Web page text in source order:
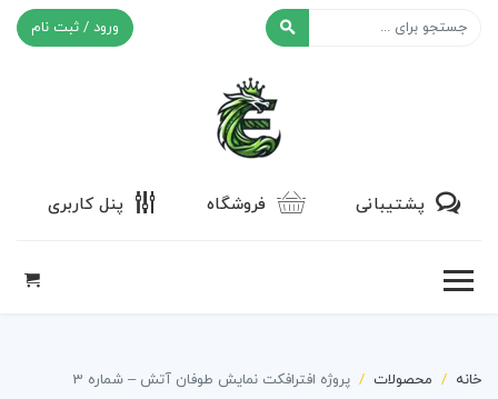
ورود / ثبت نام
پشتیبانی فروشگاه پنل کاربری
خانه محصولات پروژه افترافکت نمایش طوفان آتش – شماره 3